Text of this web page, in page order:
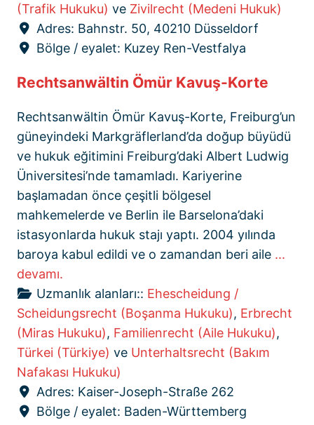
(Trafik Hukuku) ve Zivilrecht (Medeni Hukuk)
Adres: Bahnstr. 50, 40210 Düsseldorf
Bölge / eyalet: Kuzey Ren-Vestfalya
Rechtsanwältin Ömür Kavuş-Korte
Rechtsanwältin Ömür Kavuş-Korte, Freiburg’un
güneyindeki Markgräflerland’da doğup büyüdü
ve hukuk eğitimini Freiburg’daki Albert Ludwig
Üniversitesi’nde tamamladı. Kariyerine
başlamadan önce çeşitli bölgesel
mahkemelerde ve Berlin ile Barselona’daki
istasyonlarda hukuk stajı yaptı. 2004 yılında
baroya kabul edildi ve o zamandan beri aile ...
devamı.
Uzmanlık alanları:: Ehescheidung /
Scheidungsrecht (Boşanma Hukuku), Erbrecht
(Miras Hukuku), Familienrecht (Aile Hukuku),
Türkei (Türkiye) ve Unterhaltsrecht (Bakım
Nafakası Hukuku)
Adres: Kaiser-Joseph-Straße 262
Bölge / eyalet: Baden-Württemberg